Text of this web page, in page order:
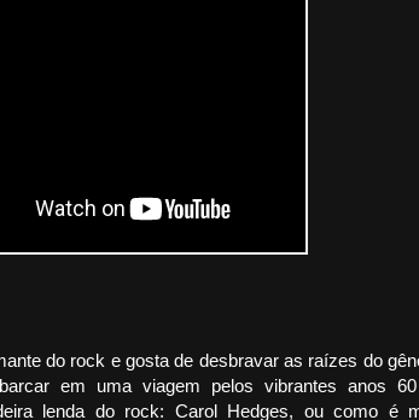
do rock e gosta de desbravar as raízes do
em uma viagem pelos vibrantes anos
lenda do rock: Carol Hedges, ou como é